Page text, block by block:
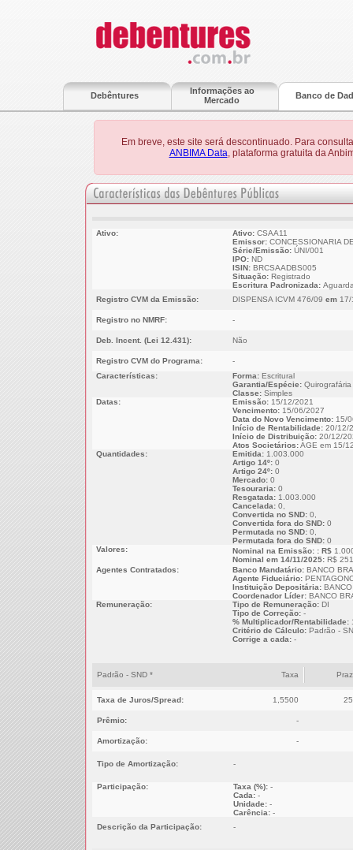
Debêntures
Informações ao
Mercado
Banco de
Em breve, este site será descontinuado. Para
ANBIMA Data, plataforma gratuita da
Ativo: Ativo:CSAA11
Emissor:CONCESSIONARIA
Série/Emissão:ÚNI/001
IPO: ND
ISIN:BRCSAADBS005
Situação:Registrado
Escritura Padronizada:
Registro CVM da Emissão:
DISPENSA ICVM 476/09 em17/
Registro no NMRF: -
Deb. Incent. (Lei 12.431): Não
Registro CVM do Programa:
-
Características:
Forma:Escritural
Garantia/Espécie:Quirografária
Classe:Simples
Datas:
Emissão:15/12/2021
Vencimento: 15/06/2027
Data do Novo Vencimento:15/
Início de Rentabilidade:20/12/
Início de Distribuição:20/12/
Atos Societários:AGE em 15/
Quantidades:
Emitida:1.003.000
Artigo 14º:0
Artigo 24º:0
Mercado:0
Tesouraria:0
Resgatada:1.003.000
Cancelada:0,
Convertida no SND:0,
Convertida fora do SND:0
Permutada no SND:0,
Permutada fora do SND:0
Valores:
Nominal na Emissão: : R$
Nominal em 14/11/2025:R$
Agentes Contratados:
Banco Mandatário:BANCO
Agente Fiduciário:
Instituição Depositária:BANCO
Coordenador Líder:BANCO
Remuneração:
Tipo de Remuneração:DI
Tipo de Correção:-
% Multiplicador/Rentabilidade:
Critério de Cálculo:Padrão -
Corrige a cada:-
Padrão - SND * Taxa
Taxa de Juros/Spread: 1,5500
Prêmio: -
Amortização: -
Tipo de Amortização: -
Participação: Taxa (%):-
Cada:-
Unidade:-
Carência:-
Descrição da Participação:
-